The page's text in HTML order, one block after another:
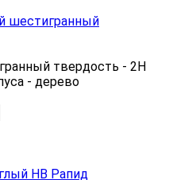
шестигранный
твердость - 2Н
- дерево